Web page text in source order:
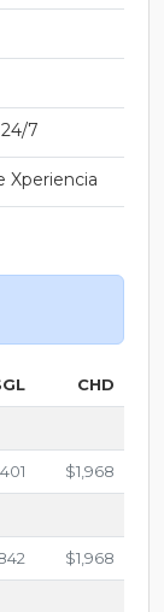
7
Xperiencia
CHD
$1,968
$1,968